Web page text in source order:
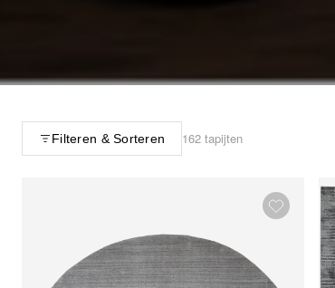
Filteren & Sorteren 162 tapijten